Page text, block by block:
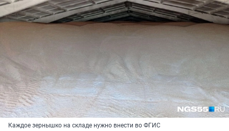
Каждое зернышко на складе нужно внести во ФГИС